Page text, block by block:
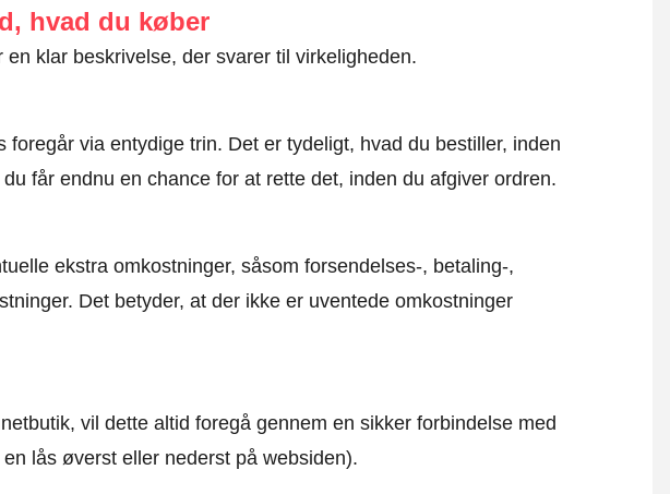
hvad du køber
klar beskrivelse, der svarer til virkeligheden.
foregår via entydige trin. Det er tydeligt, hvad du bestiller, inden
får endnu en chance for at rette det, inden du afgiver ordren.
ekstra omkostninger, såsom forsendelses-, betaling-,
Det betyder, at der ikke er uventede omkostninger
vil dette altid foregå gennem en sikker forbindelse med
lås øverst eller nederst på websiden).